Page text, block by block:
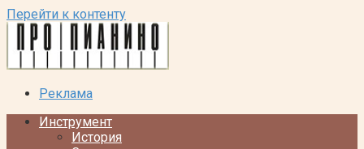
Перейти к контенту
Реклама
Инструмент
История